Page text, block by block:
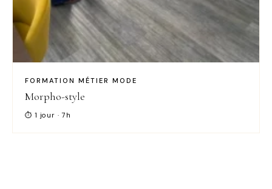
FORMATION MÉTIER MODE
Morpho-style
⏱ 1 jour · 7h